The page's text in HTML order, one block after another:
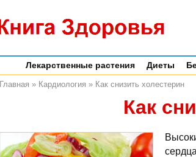
Лекарственные растения Диеты
Главная » Кардиология » Как снизить холестерин
Как